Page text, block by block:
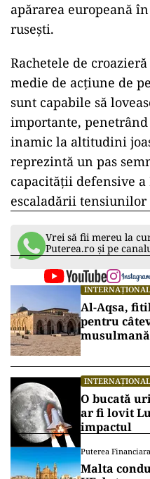
apărarea europeană
rusești.
Rachetele de
medie de acțiune de
sunt capabile să
importante,
inamic la altitudini
reprezintă un pas
capacității defensive
escaladării tensiunilor
Vrei să fii mereu la
Puterea.ro și pe
INTERNAȚIONAL
Al-Aqsa,
pentru
musulmană
INTERNAȚIONAL
O bucată
ar fi lovit
impactul
Puterea Financiara
Malta